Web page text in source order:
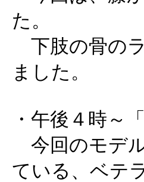
た。
下肢の骨の
ました。
・午後４時～
今回のモデ
ている、ベテ